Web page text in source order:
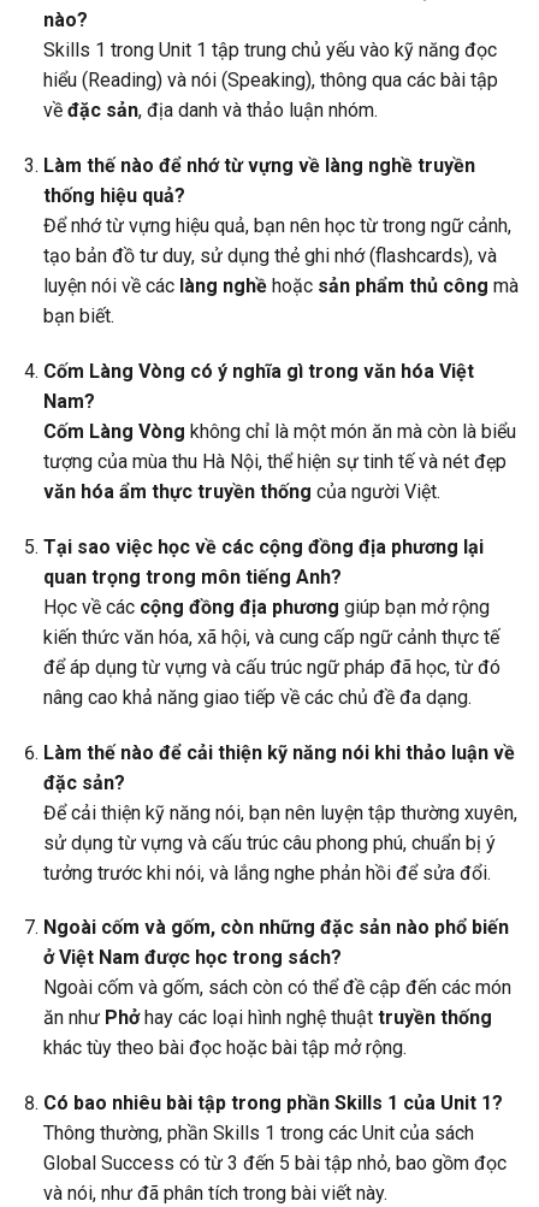
nào?
Skills 1 trong Unit 1 tập trung chủ yếu vào kỹ năng đọc
hiểu (Reading) và nói (Speaking), thông qua các bài tập
về đặc sản, địa danh và thảo luận nhóm.
Làm thế nào để nhớ từ vựng về làng nghề truyền
thống hiệu quả?
Để nhớ từ vựng hiệu quả, bạn nên học từ trong ngữ cảnh,
tạo bản đồ tư duy, sử dụng thẻ ghi nhớ (flashcards), và
luyện nói về các làng nghềhoặc sản phẩm thủ công mà
bạn biết.
Cốm Làng Vòng có ý nghĩa gì trong văn hóa Việt
Nam?
Cốm Làng Vòng không chỉ là một món ăn mà còn là biểu
tượng của mùa thu Hà Nội, thể hiện sự tinh tế và nét đẹp
văn hóa ẩm thực truyền thống của người Việt.
Tại sao việc học về các cộng đồng địa phương lại
quan trọng trong môn tiếng Anh?
Học về các cộng đồng địa phương giúp bạn mở rộng
kiến thức văn hóa, xã hội, và cung cấp ngữ cảnh thực tế
để áp dụng từ vựng và cấu trúc ngữ pháp đã học, từ đó
nâng cao khả năng giao tiếp về các chủ đề đa dạng.
Làm thế nào để cải thiện kỹ năng nói khi thảo luận về
đặc sản?
Để cải thiện kỹ năng nói, bạn nên luyện tập thường xuyên,
sử dụng từ vựng và cấu trúc câu phong phú, chuẩn bị ý
tưởng trước khi nói, và lắng nghe phản hồi để sửa đổi.
Ngoài cốm và gốm, còn những đặc sản nào phổ biến
ở Việt Nam được học trong sách?
Ngoài cốm và gốm, sách còn có thể đề cập đến các món
ăn như Phởhay các loại hình nghệ thuật truyền thống
khác tùy theo bài đọc hoặc bài tập mở rộng.
Có bao nhiêu bài tập trong phần Skills 1 của Unit 1?
Thông thường, phần Skills 1 trong các Unit của sách
Global Success có từ 3 đến 5 bài tập nhỏ, bao gồm đọc
và nói, như đã phân tích trong bài viết này.